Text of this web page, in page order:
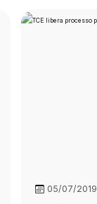
05/07/2019